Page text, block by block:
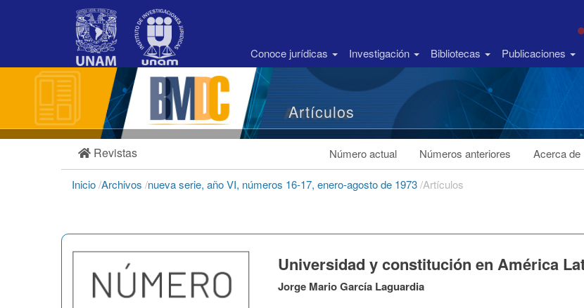
Barra
Conoce jurídicas Investigación Bibliotecas Publicaciones
Artículos
Revistas Número actual Números anteriores Acerca de
Inicio/Archivos /nueva serie, año VI, números 16-17, enero-agosto de 1973/Artículos
Universidad y constitución en América
Jorge Mario García Laguardia